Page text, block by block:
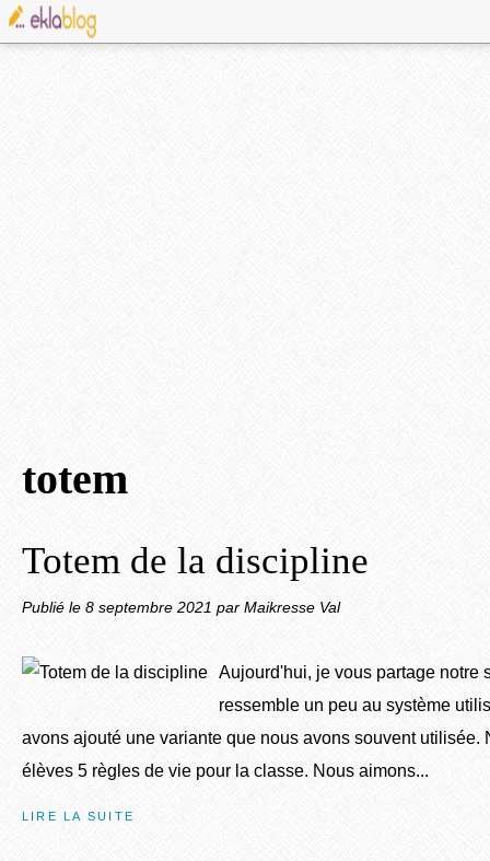
totem
Totem de la discipline
Publié le 8 septembre 2021 par Maikresse Val
Aujourd'hui, je vous partage notre
ressemble un peu au système
avons ajouté une variante que nous avons souvent utilisée.
élèves 5 règles de vie pour la classe. Nous aimons...
LIRE LA SUITE